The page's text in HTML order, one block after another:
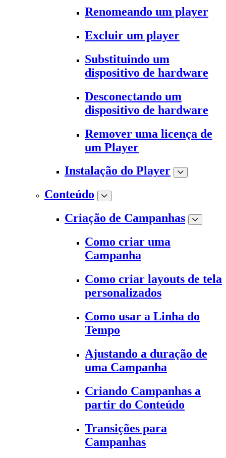
Renomeando um player
Excluir um player
Substituindo um
dispositivo de hardware
Desconectando um
dispositivo de hardware
Remover uma licença de
um Player
Instalação do Player
Conteúdo
Criação de Campanhas
Como criar uma
Campanha
Como criar layouts de tela
personalizados
Como usar a Linha do
Tempo
Ajustando a duração de
uma Campanha
Criando Campanhas a
partir do Conteúdo
Transições para
Campanhas